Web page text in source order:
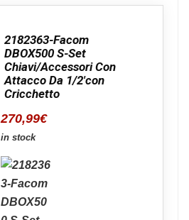
2182363-Facom
DBOX500 S-Set
Chiavi/Accessori Con
Attacco Da 1/2'con
Cricchetto
270,99€
in stock